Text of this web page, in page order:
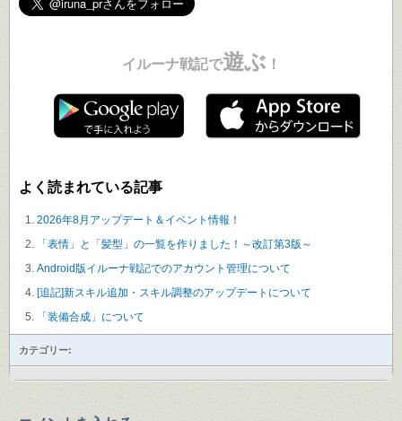
イルーナ戦記で遊ぶ ！
よく読まれている記事
2026年8月アップデート＆イベント情報！
「表情」と「髪型」の一覧を作りました！～改訂第3版～
Android版イルーナ戦記でのアカウント管理について
[追記]新スキル追加・スキル調整のアップデートについて
「装備合成」について
カテゴリー: